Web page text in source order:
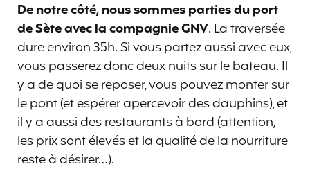
De notre côté, nous sommes parties du port
de Sète avec la compagnie GNV. La traversée
dure environ 35h. Si vous partez aussi avec eux,
vous passerez donc deux nuits sur le bateau. Il
y a de quoi se reposer, vous pouvez monter sur
le pont (et espérer apercevoir des dauphins), et
il y a aussi des restaurants à bord (attention,
les prix sont élevés et la qualité de la nourriture
reste à désirer…).